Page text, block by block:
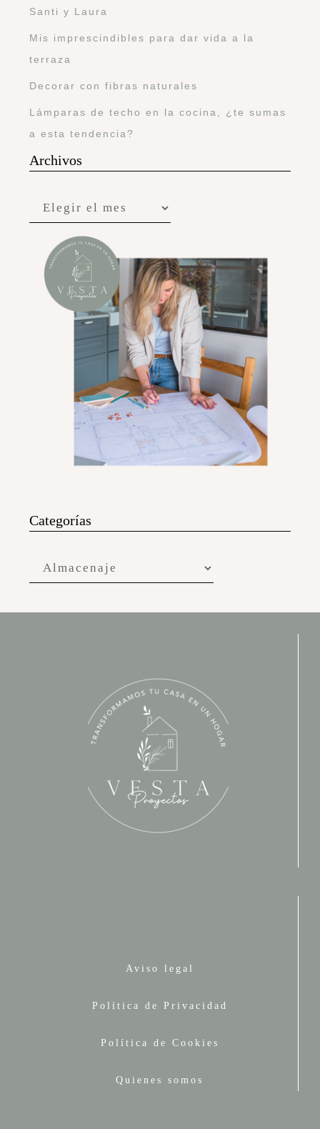
Santi y Laura
Mis imprescindibles para dar vida a la
terraza
Decorar con fibras naturales
Lámparas de techo en la cocina, ¿te sumas
a esta tendencia?
Archivos
Categorías
Aviso legal
Política de Privacidad
Política de Cookies
Quienes somos